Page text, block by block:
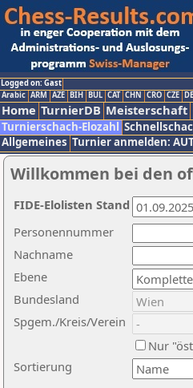
Logged on: Gast
Arabic ARM AZE BIH BUL CAT CHN CRO CZE
Home TurnierDB Meisterschaft
Turnierschach-Elozahl
Allgemeines Turnier anmelden:
Willkommen bei den
Nachname
Ebene
Sortierung
Personennummer
Bundesland
Spgem./Kreis/Verein
Nur
FIDE-Elolisten Stand